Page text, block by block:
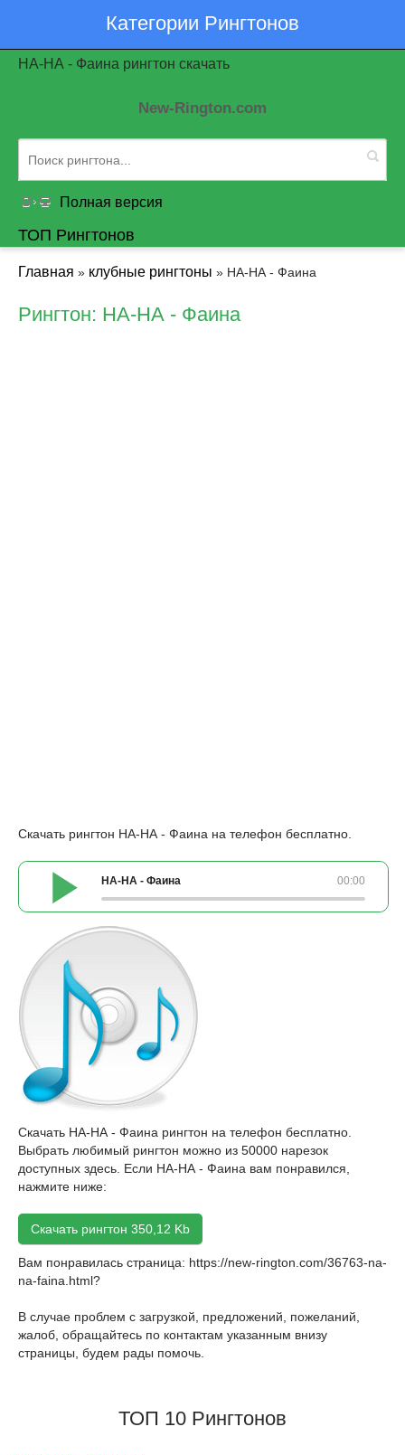
Категории Рингтонов
НА-НА - Фаина рингтон скачать
New-Rington.com
Полная версия
ТОП Рингтонов
Главная » клубные рингтоны » НА-НА - Фаина
Рингтон: НА-НА - Фаина
Скачать рингтон НА-НА - Фаина на телефон бесплатно.
00:00
НА-НА - Фаина
Скачать НА-НА - Фаина рингтон на телефон бесплатно.
Выбрать любимый рингтон можно из 50000 нарезок
доступных здесь. Если НА-НА - Фаина вам понравился,
нажмите ниже:
Скачать рингтон 350,12 Kb
Вам понравилась страница: https://new-rington.com/36763-na-
na-faina.html?
В случае проблем с загрузкой, предложений, пожеланий,
жалоб, обращайтесь по контактам указанным внизу
страницы, будем рады помочь.
ТОП 10 Рингтонов